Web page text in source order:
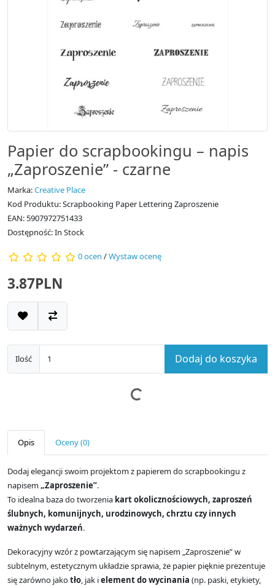
Papier do scrapbookingu – napis
„Zaproszenie” - czarne
Marka:Creative Place
Kod Produktu: Scrapbooking Paper Lettering Zaproszenie
EAN: 5907972751433
Dostępność: In Stock
0 ocen /Wystaw ocenę
3.87PLN
Ilość Dodaj do koszyka
Opis Oceny (0)
Dodaj elegancji swoim projektom z papierem do scrapbookingu z
napisem„Zaproszenie”.
To idealna baza do tworzenia kart okolicznościowych, zaproszeń
ślubnych, komunijnych, urodzinowych, chrztu czy innych
ważnych wydarzeń.
Dekoracyjny wzór z powtarzającym się napisem „Zaproszenie” w
subtelnym, estetycznym układzie sprawia, że papier pięknie prezentuje
się zarówno jakotło, jak ielement do wycinania (np. paski, etykiety,